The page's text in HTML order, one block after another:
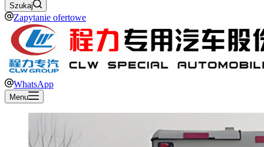
Szukaj
Zapytanie ofertowe
WhatsApp
Menu